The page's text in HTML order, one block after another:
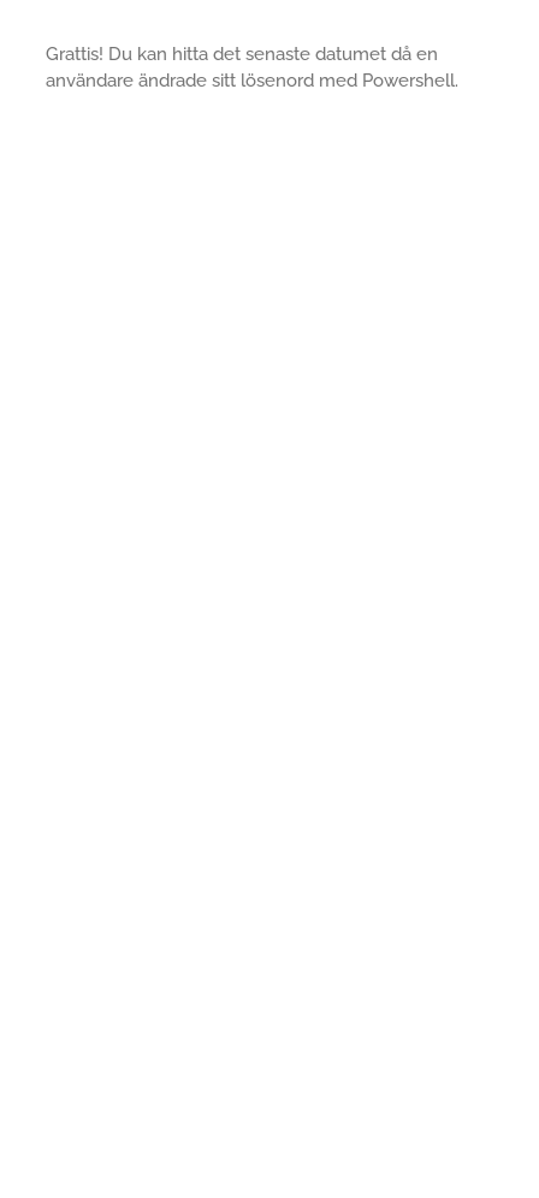
Grattis! Du kan hitta det senaste datumet då en
användare ändrade sitt lösenord med Powershell.